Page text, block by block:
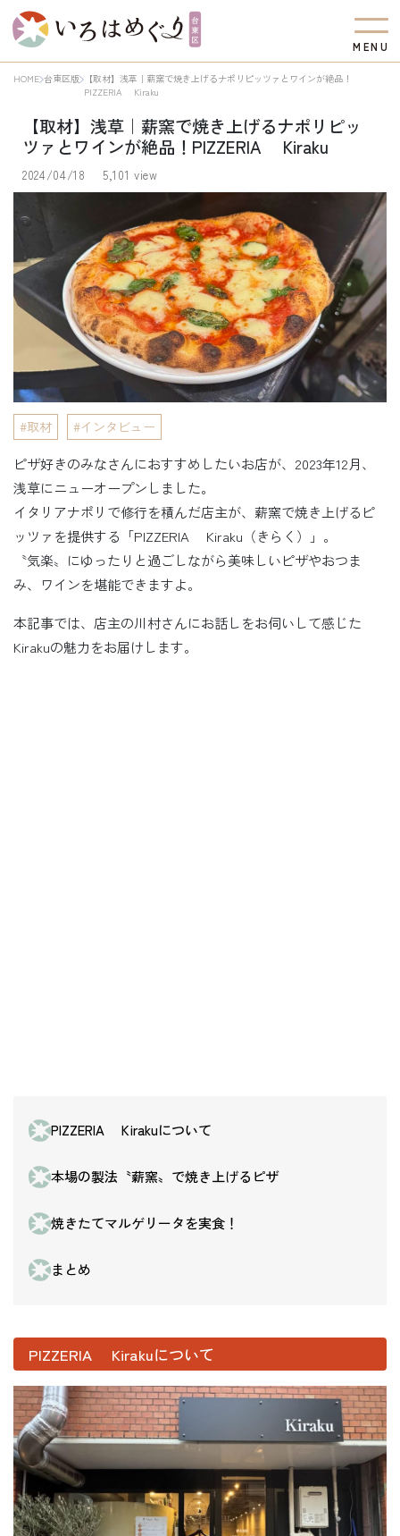
M EN U
HOME 台東区版
【取材】浅草｜薪窯で焼き上げるナポリピッツァとワインが絶品！
PIZZERIA Kiraku
【取材】浅草｜薪窯で焼き上げるナポリピッ
ツァとワインが絶品！PIZZERIA Kiraku
2024/04/18 5,101 view
取材 インタビュー
ピザ好きのみなさんにおすすめしたいお店が、2023年12月、
浅草にニューオープンしました。
イタリアナポリで修行を積んだ店主が、薪窯で焼き上げるピ
ッツァを提供する「PIZZERIA Kiraku（きらく）」。
〝気楽〟にゆったりと過ごしながら美味しいピザやおつま
み、ワインを堪能できますよ。
本記事では、店主の川村さんにお話しをお伺いして感じた
Kirakuの魅力をお届けします。
PIZZERIA Kirakuについて
本場の製法〝薪窯〟で焼き上げるピザ
焼きたてマルゲリータを実食！
まとめ
PIZZERIA Kirakuについて